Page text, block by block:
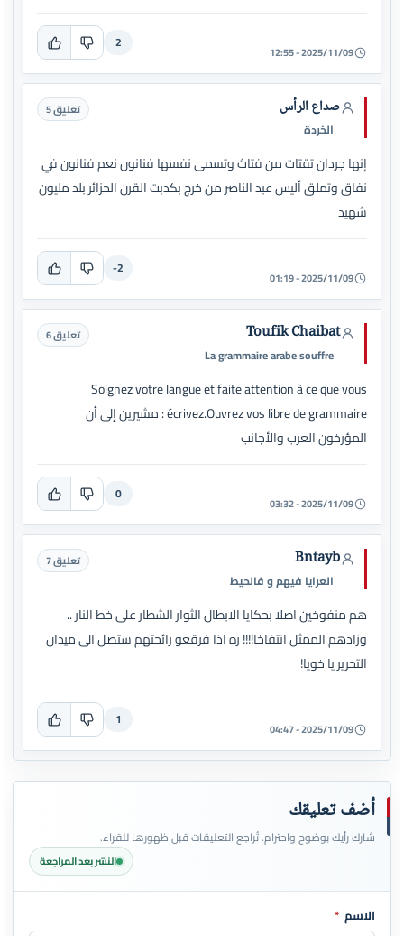
2025/11/09 - 12:55
2
صداع الرأس
الخردة
تعليق 5
إنها جردان تقتات من فتاث وتسمى نفسها فنانون نعم فنانون في
نفاق وتملق أليس عبد الناصر من خرج بكدبت القرن الجزائر بلد مليون
شهيد
2025/11/09 - 01:19
-2
Toufik Chaibat
La grammaire arabe souffre
تعليق 6
Soignez votre langue et faite attention à ce que vous
écrivez.Ouvrez vos libre de grammaire : مشيرين إلى أن
المؤرخون العرب والأجانب
2025/11/09 - 03:32
0
Bntayb
العرايا فيهم و فالحيط
تعليق 7
هم منفوخين اصلا بحكايا الابطال الثوار الشطار على خط النار ..
وزادهم الممثل انتفاخا!!!! ره اذا فرقعو رائحتهم ستصل الى ميدان
التحرير يا خويا!
2025/11/09 - 04:47
1
أضف تعليقك
شارك رأيك بوضوح واحترام. تُراجع التعليقات قبل ظهورها للقراء.
النشر بعد المراجعة
اترك هذا الحقل فارغاً
الاسم *